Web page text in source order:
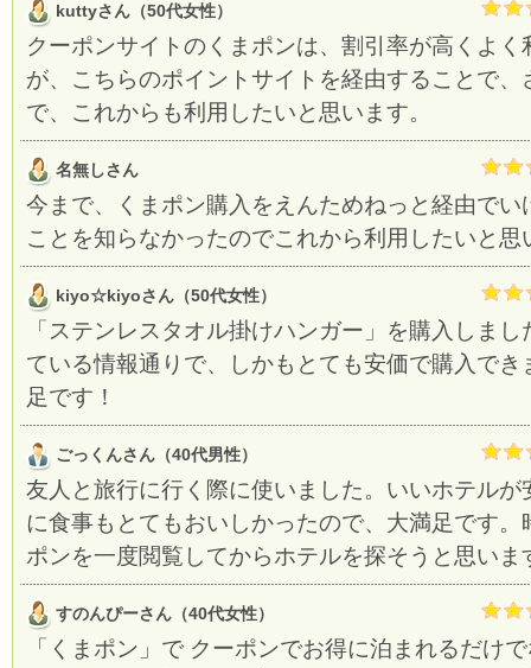
kuttyさん（50代女性）
クーポンサイトのくまポンは、割引率が高くよ
が、こちらのポイントサイトを経由することで、
で、これからも利用したいと思います。
名無しさん
今まで、くまポン購入をえんためねっと経由でい
ことを知らなかったのでこれから利用したいと思
kiyo☆kiyoさん（50代女性）
「ステンレスタオル掛けハンガー」を購入しま
ている情報通りで、しかもとても安価で購入で
足です！
ごっくんさん（40代男性）
友人と旅行に行く際に使いました。いいホテルが
に食事もとてもおいしかったので、大満足です
ポンを一度閲覧してからホテルを探そうと思いま
すのんぴーさん（40代女性）
「くまポン」で クーポンでお得に泊まれるだけ